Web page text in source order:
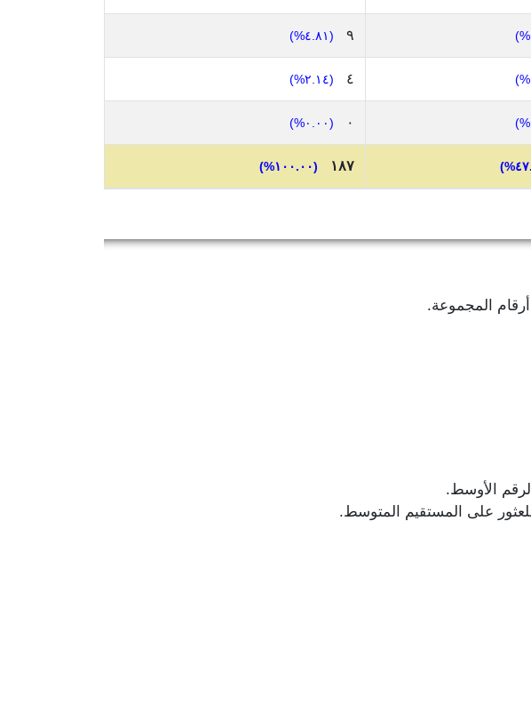
٩ (٤.٨١%)
٤ (٢.١٤%)
٠ (٠.٠٠%)
١٨٧ (١٠٠.٠٠%)
المجموعة.
الأوسط.
على المستقيم المتوسط.